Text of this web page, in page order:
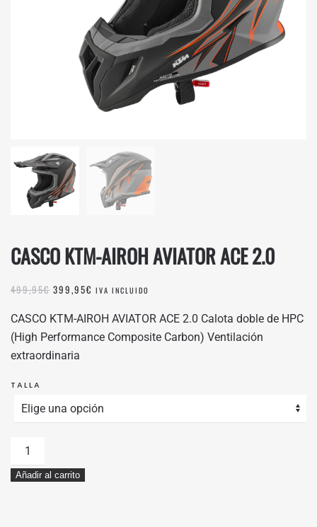
CASCO KTM-AIROH AVIATOR ACE 2.0
499,95€ EL
ORIGINAL
ERA:
499,95€.
399,95€ EL
ACTUAL
ES:
399,95€.
IVA INCLUIDO
CASCO KTM-AIROH AVIATOR ACE 2.0 Calota doble de HPC
(High Performance Composite Carbon) Ventilación
extraordinaria
TALLA
CASCO
KTM-
AIROH
Añadir al carrito